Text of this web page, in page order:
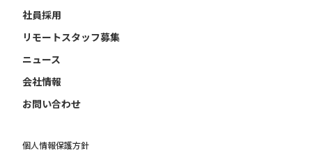
社員採用
リモートスタッフ募集
ニュース
会社情報
お問い合わせ
個人情報保護方針